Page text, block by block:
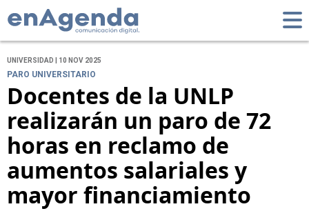
UNIVERSIDAD | 10 NOV 2025
PARO UNIVERSITARIO
Docentes de la UNLP
realizarán un paro de 72
horas en reclamo de
aumentos salariales y
mayor financiamiento